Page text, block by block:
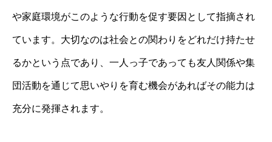
や家庭環境がこのような行動を促す要因として指摘され
ています。大切なのは社会との関わりをどれだけ持たせ
るかという点であり、一人っ子であっても友人関係や集
団活動を通じて思いやりを育む機会があればその能力は
充分に発揮されます。